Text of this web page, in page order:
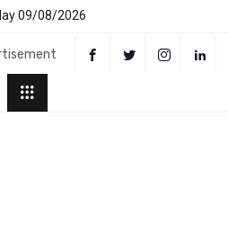
09/08/2026